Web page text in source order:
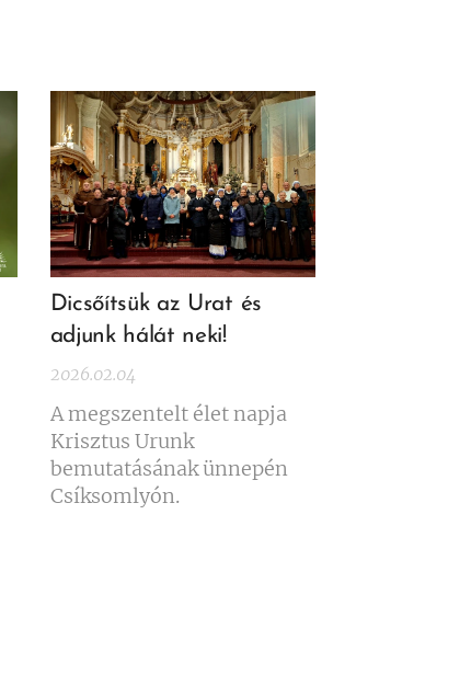
Dicsőítsük az Urat és
adjunk hálát neki!
2026.02.04
A megszentelt élet napja
Krisztus Urunk
bemutatásának ünnepén
Csíksomlyón.